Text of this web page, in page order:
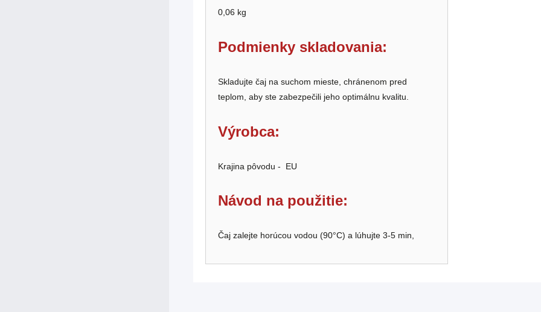
0,06 kg
Podmienky skladovania:
Skladujte čaj na suchom mieste, chránenom pred
teplom, aby ste zabezpečili jeho optimálnu kvalitu​.
Výrobca:
Krajina pôvodu - EU
Návod na použitie:
Čaj zalejte horúcou vodou (90°C) a lúhujte 3-5 min,